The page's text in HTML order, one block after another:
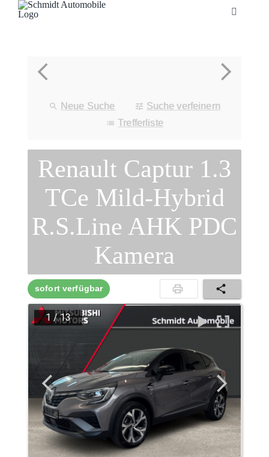
Toggle
Fahrzeuge
Neuheiten
Service
Neue Suche
Suche verfeinern
Trefferliste
Renault Captur 1.3
TCe Mild-Hybrid
R.S.Line AHK PDC
Kamera
sofort verfügbar
1 /13